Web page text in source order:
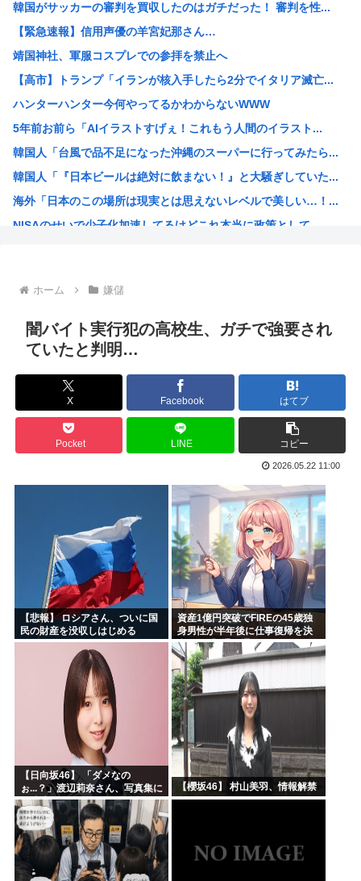
【謎】女「43億円注文して……キャンセルっと！」←こいつ...
【朗報】本田望結（ぼうけつ）の妹、育成大成功！！！！
【衝撃】ロドリ、レアル入り目前から一転バルサ加入へ 4年...
【朗報】横浜F・マリノス三井寺眞、16歳4カ月5日で史上...
【悲報】佐倉綾音(32)、悠木碧（34）、早見沙織（35...
【困惑】カルピス「原液を5倍に希釈してください」←意味が...
【画像】NHKの素朴な女子アナが可愛すぎる
【朗報】仙台育英のチア、今年も爆乳ワキ見せ祭りがシコすぎ...
【朗報】秋葉原、かつての活気が戻るwww
韓国がサッカーの審判を買収したのはガチだった！ 審判を性...
【緊急速報】信用声優の羊宮妃那さん…
靖国神社、軍服コスプレでの参拝を禁止へ
【高市】トランプ「イランが核入手したら2分でイタリア滅亡...
ハンターハンター今何やってるかわからないWWW
5年前お前ら「AIイラストすげぇ！これもう人間のイラスト...
韓国人「台風で品不足になった沖縄のスーパーに行ってみたら...
韓国人「『日本ビールは絶対に飲まない！』と大騒ぎしていた...
海外「日本のこの場所は現実とは思えないレベルで美しい…！...
NISAのせいで少子化加速してるけどこれ本当に政策として...
【維新速報】副首都・大阪都「大阪万博の跡地を “お金持ち...
あのガンプラさん、投げ売りされる
農水省「食料自給率37%で過去最低」 肥料は輸入ほぼ10...
ちいかわ、先週比209%www
韓国人「我が国がクウェート戦で行った審判買収が本当に深刻...
高市早苗さん、相手に発言させない面会が決まるwww
韓国人「台風で品不足になった沖縄のスーパーに行ってみたら...
【画像】ハンターハンターの新能力「ムテキング」、ガチで最...
インドネシアに「ドラえもん」16人 日本アニメの影響浸透
トランプ、2028年も大統領続投を示唆
ちいかわの映画、見れば見るほど儲かってしまうwww
【衝撃】 韓国人「日本の名門女子校、漫画のままかよ」
ホーム 嫌儲
闇バイト実行犯の高校生、ガチで強要され
ていたと判明…
X Facebook はてブ
Pocket LINE コピー
2026.05.22 11:00
【悲報】 ロシアさん、ついに国
民の財産を没収しはじめる
資産1億円突破でFIREの45歳独
身男性が半年後に仕事復帰を決
意した「1通の通知」
【日向坂46】 「ダメなの
ぉ...？」渡辺莉奈さん、写真集に
興味津々
【櫻坂46】 村山美羽、情報解禁